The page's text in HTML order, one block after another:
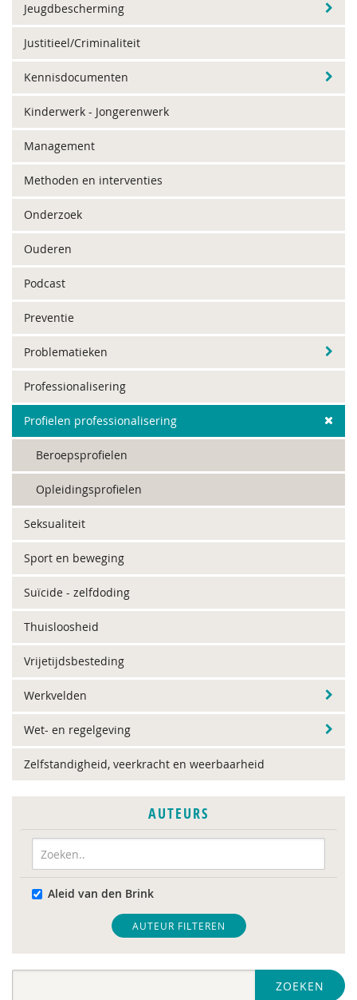
Jeugdbescherming
Justitieel/Criminaliteit
Kennisdocumenten
Kinderwerk - Jongerenwerk
Management
Methoden en interventies
Onderzoek
Ouderen
Podcast
Preventie
Problematieken
Professionalisering
Profielen professionalisering
Beroepsprofielen
Opleidingsprofielen
Seksualiteit
Sport en beweging
Suïcide - zelfdoding
Thuisloosheid
Vrijetijdsbesteding
Werkvelden
Wet- en regelgeving
Zelfstandigheid, veerkracht en weerbaarheid
AUTEURS
Aleid van den Brink
AUTEUR FILTEREN
ZOEKEN